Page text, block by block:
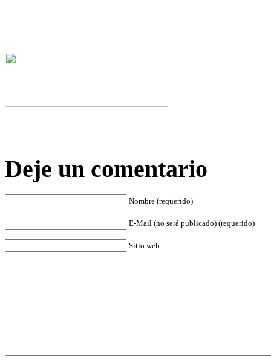
Deje un comentario
Nombre (requerido)
E-Mail (no será publicado) (requerido)
Sitio web